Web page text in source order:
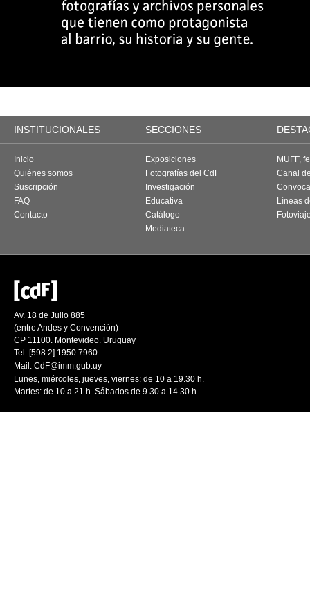
INSTITUCIONALES SECCIONES
Inicio
Quiénes somos
Suscripción
FAQ
Contacto
Exposiciones
Fotografías del CdF
Investigación
Educativa
Catálogo
Mediateca
MUFF,
Canal
Líneas
Av. 18 de Julio 885
(entre Andes y Convención)
CP 11100. Montevideo. Uruguay
Tel: [598 2] 1950 7960
Mail: CdF@imm.gub.uy
Lunes, miércoles, jueves, viernes: de 10 a 19.30 h.
Martes: de 10 a 21 h. Sábados de 9.30 a 14.30 h.